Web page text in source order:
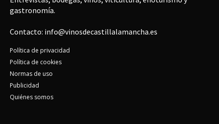
gastronomía.
Contacto: info@vinosdecastillalamancha.es
Política de privacidad
Política de cookies
Normas de uso
Publicidad
Quiénes somos